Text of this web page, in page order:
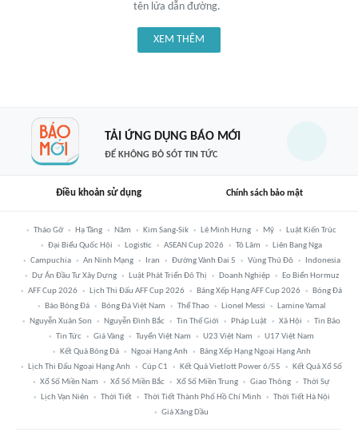
tên lửa dẫn đường.
XEM THÊM
TẢI ỨNG DỤNG BÁO MỚI
ĐỂ KHÔNG BỎ SÓT TIN TỨC
Điều khoản sử dụng Chính sách bảo mật
Tháo Gỡ Hạ Tầng Năm Kim Sang-Sik Lê Minh Hưng Mỹ
Luật Kiến Trúc
Đại Biểu Quốc Hội
Logistic ASEAN Cup 2026 Tô Lâm
Liên Bang Nga
Campuchia
An Ninh Mạng Iran Đường Vành Đai 5 Vùng Thủ Đô
Indonesia
Dự Án Đầu Tư Xây Dựng
Luật Phát Triển Đô Thị Doanh Nghiệp
Eo Biển Hormuz
AFF Cup 2026
Lịch Thi Đấu AFF Cup 2026 Bảng Xếp Hạng AFF Cup 2026
Bóng Đá
Báo Bóng Đá
Bóng Đá Việt Nam Thể Thao Lionel Messi
Lamine Yamal
Nguyễn Xuân Son
Nguyễn Đình Bắc Tin Thế Giới Pháp Luật Xã Hội
Tin Bão
Tin Tức
Giá Vàng Tuyển Việt Nam U23 Việt Nam
U17 Việt Nam
Kết Quả Bóng Đá
Ngoại Hạng Anh
Bảng Xếp Hạng Ngoại Hạng Anh
Lịch Thi Đấu Ngoại Hạng Anh
Cúp C1 Kết Quả Vietlott Power 6/55
Kết Quả Xổ Số
Xổ Số Miền Nam
Xổ Số Miền Bắc Xổ Số Miền Trung Giao Thông
Thời Sự
Lịch Vạn Niên
Thời Tiết Thời Tiết Thành Phố Hồ Chí Minh
Thời Tiết Hà Nội
Giá Xăng Dầu